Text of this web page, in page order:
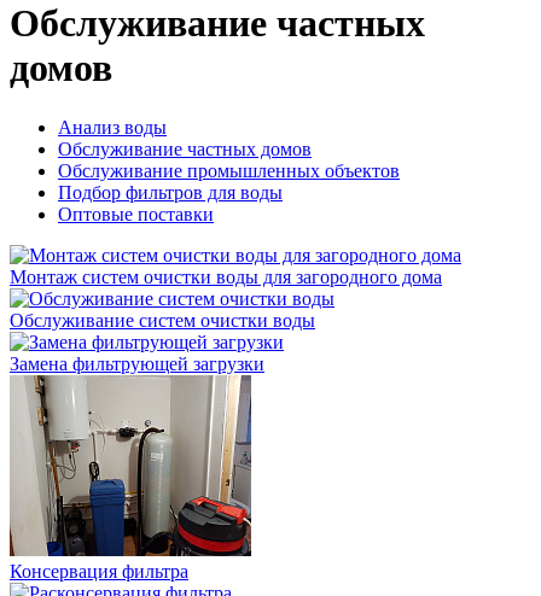
Обслуживание частных
домов
Анализ воды
Обслуживание частных домов
Обслуживание промышленных объектов
Подбор фильтров для воды
Оптовые поставки
Монтаж систем очистки воды для загородного дома
Обслуживание систем очистки воды
Замена фильтрующей загрузки
Консервация фильтра